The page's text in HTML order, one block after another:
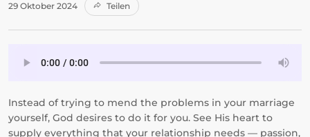
29 Oktober 2024 Teilen
Instead of trying to mend the problems in your marriage
yourself, God desires to do it for you. See His heart to
supply everything that your relationship needs — passion,